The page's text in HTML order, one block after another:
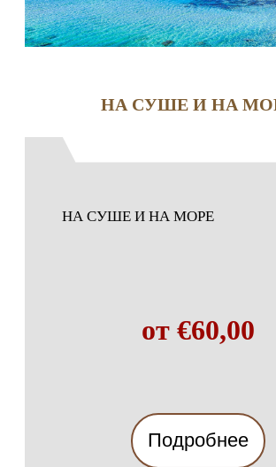
НА СУШЕ И НА
НА СУШЕ И НА МОРЕ
от €60,00
Подробнее